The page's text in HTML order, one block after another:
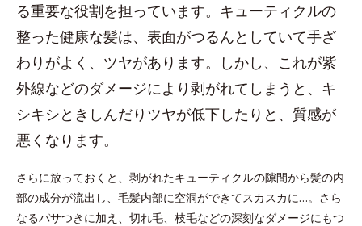
る重要な役割を担っています。キューティクルの
整った健康な髪は、表面がつるんとしていて手ざ
わりがよく、ツヤがあります。しかし、これが紫
外線などのダメージにより剥がれてしまうと、キ
シキシときしんだりツヤが低下したりと、質感が
悪くなります。
さらに放っておくと、剥がれたキューティクルの隙間から髪の内
部の成分が流出し、毛髪内部に空洞ができてスカスカに…。さら
なるパサつきに加え、切れ毛、枝毛などの深刻なダメージにもつ